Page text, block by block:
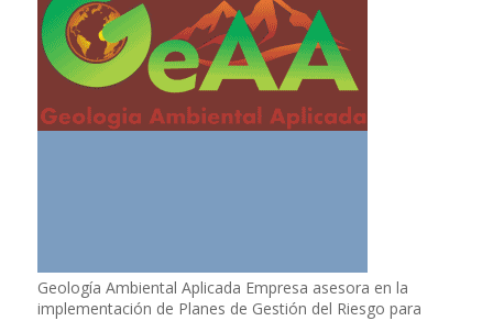
Geología Ambiental Aplicada Empresa asesora en la
implementación de Planes de Gestión del Riesgo para